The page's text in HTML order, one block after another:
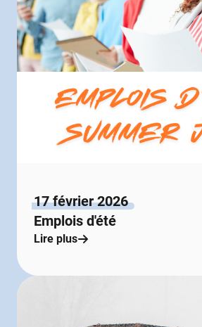
17 février 2026
Emplois d'été
Lire plus